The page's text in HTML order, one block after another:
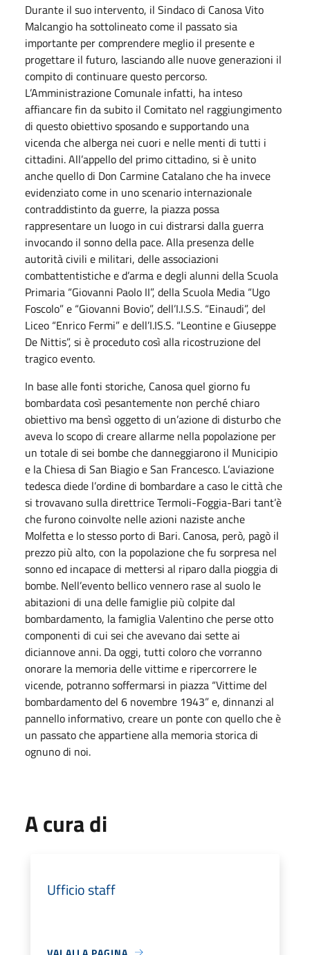
Durante il suo intervento, il Sindaco di Canosa Vito
Malcangio ha sottolineato come il passato sia
importante per comprendere meglio il presente e
progettare il futuro, lasciando alle nuove generazioni il
compito di continuare questo percorso.
L’Amministrazione Comunale infatti, ha inteso
affiancare fin da subito il Comitato nel raggiungimento
di questo obiettivo sposando e supportando una
vicenda che alberga nei cuori e nelle menti di tutti i
cittadini. All’appello del primo cittadino, si è unito
anche quello di Don Carmine Catalano che ha invece
evidenziato come in uno scenario internazionale
contraddistinto da guerre, la piazza possa
rappresentare un luogo in cui distrarsi dalla guerra
invocando il sonno della pace. Alla presenza delle
autorità civili e militari, delle associazioni
combattentistiche e d’arma e degli alunni della Scuola
Primaria “Giovanni Paolo II”, della Scuola Media “Ugo
Foscolo” e “Giovanni Bovio”, dell’I.I.S.S. “Einaudi”, del
Liceo “Enrico Fermi” e dell’I.IS.S. “Leontine e Giuseppe
De Nittis”, si è proceduto così alla ricostruzione del
tragico evento.
In base alle fonti storiche, Canosa quel giorno fu
bombardata così pesantemente non perché chiaro
obiettivo ma bensì oggetto di un’azione di disturbo che
aveva lo scopo di creare allarme nella popolazione per
un totale di sei bombe che danneggiarono il Municipio
e la Chiesa di San Biagio e San Francesco. L’aviazione
tedesca diede l’ordine di bombardare a caso le città che
si trovavano sulla direttrice Termoli-Foggia-Bari tant’è
che furono coinvolte nelle azioni naziste anche
Molfetta e lo stesso porto di Bari. Canosa, però, pagò il
prezzo più alto, con la popolazione che fu sorpresa nel
sonno ed incapace di mettersi al riparo dalla pioggia di
bombe. Nell’evento bellico vennero rase al suolo le
abitazioni di una delle famiglie più colpite dal
bombardamento, la famiglia Valentino che perse otto
componenti di cui sei che avevano dai sette ai
diciannove anni. Da oggi, tutti coloro che vorranno
onorare la memoria delle vittime e ripercorrere le
vicende, potranno soffermarsi in piazza “Vittime del
bombardamento del 6 novembre 1943” e, dinnanzi al
pannello informativo, creare un ponte con quello che è
un passato che appartiene alla memoria storica di
ognuno di noi.
A cura di
Ufficio staff